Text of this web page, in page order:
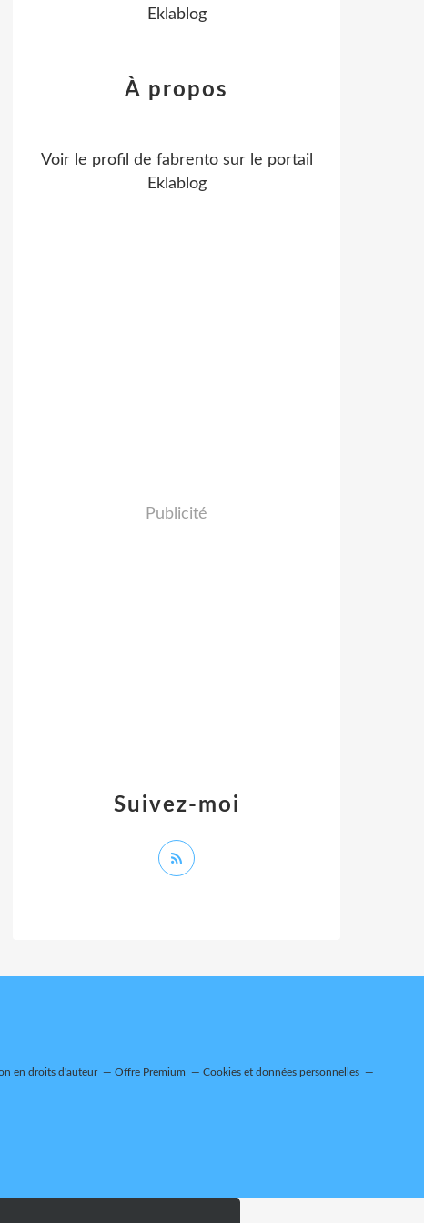
Eklablog
Suivez-moi
À propos
Voir le profil de fabrentosur le portail
Eklablog
Publicité
en droits d'auteur Offre Premium Cookies et données personnelles